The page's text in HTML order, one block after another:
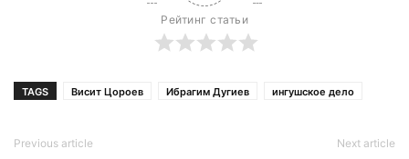
Рейтинг статьи
TAGS Висит Цороев Ибрагим Дугиев ингушское дело
Previous article Next article